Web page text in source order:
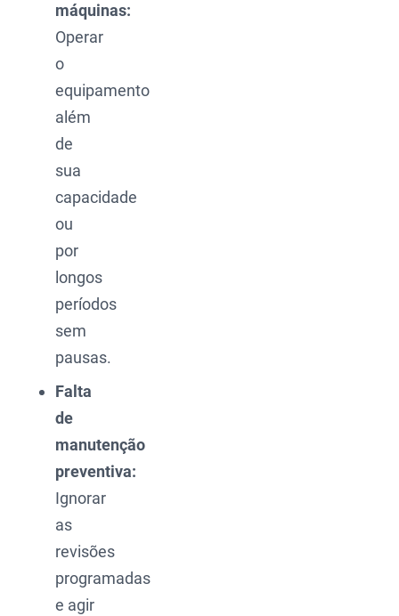
máquinas:
Operar
o
equipamento
além
de
sua
capacidade
ou
por
longos
períodos
sem
pausas.
Falta
de
manutenção
preventiva:
Ignorar
as
revisões
programadas
e agir